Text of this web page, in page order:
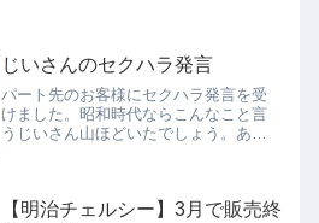
痢。なんと義母さまもお...
じいさんのセクハラ発言
パート先のお客様にセクハラ発言を受
けました。昭和時代ならこんなこと言
うじいさん山ほどいたでしょう。ある
【明治チェルシー】3月で販売終